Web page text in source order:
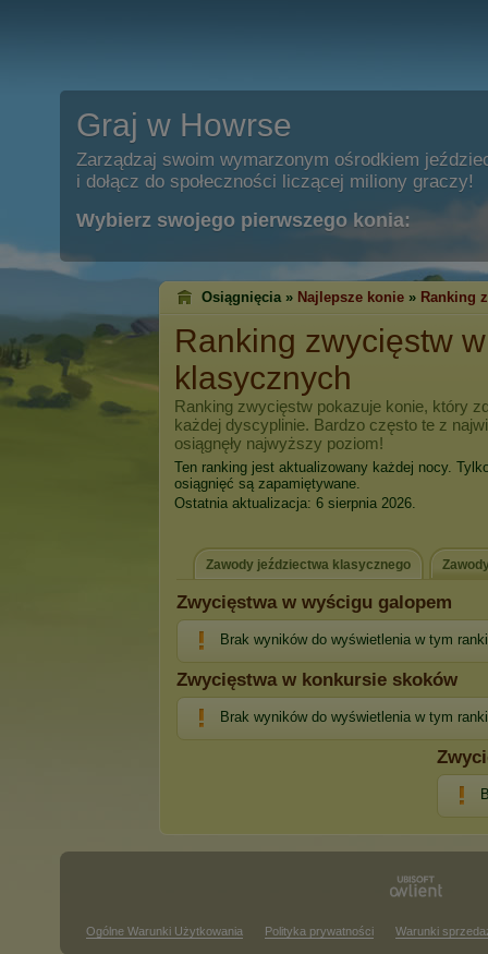
Graj w Howrse
Zarządzaj swoim wymarzonym ośrodkiem
i dołącz do społeczności liczącej miliony graczy!
Wybierz swojego pierwszego konia:
Osiągnięcia » Najlepsze konie » Ranking
Ranking zwycięstw
klasycznych
Ranking zwycięstw pokazuje konie, który
każdej dyscyplinie. Bardzo często te z
osiągnęły najwyższy poziom!
Ten ranking jest aktualizowany każdej nocy.
osiągnięć są zapamiętywane.
Ostatnia aktualizacja: 6 sierpnia 2026.
Zawody jeździectwa klasycznego
Zwycięstwa w wyścigu galopem
Brak wyników do wyświetlenia w tym
Zwycięstwa w konkursie skoków
Brak wyników do wyświetlenia w tym
Ogólne Warunki Użytkowania Polityka prywatności Warunki